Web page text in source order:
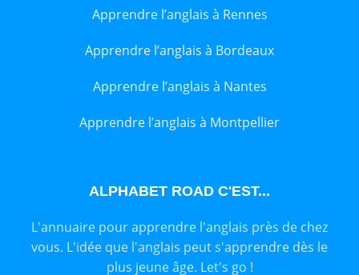
Apprendre l’anglais à Rennes
Apprendre l’anglais à Bordeaux
Apprendre l’anglais à Nantes
Apprendre l’anglais à Montpellier
ALPHABET ROAD C'EST...
L'annuaire pour apprendre l'anglais près de chez
vous. L'idée que l'anglais peut s'apprendre dès le
plus jeune âge. Let's go !